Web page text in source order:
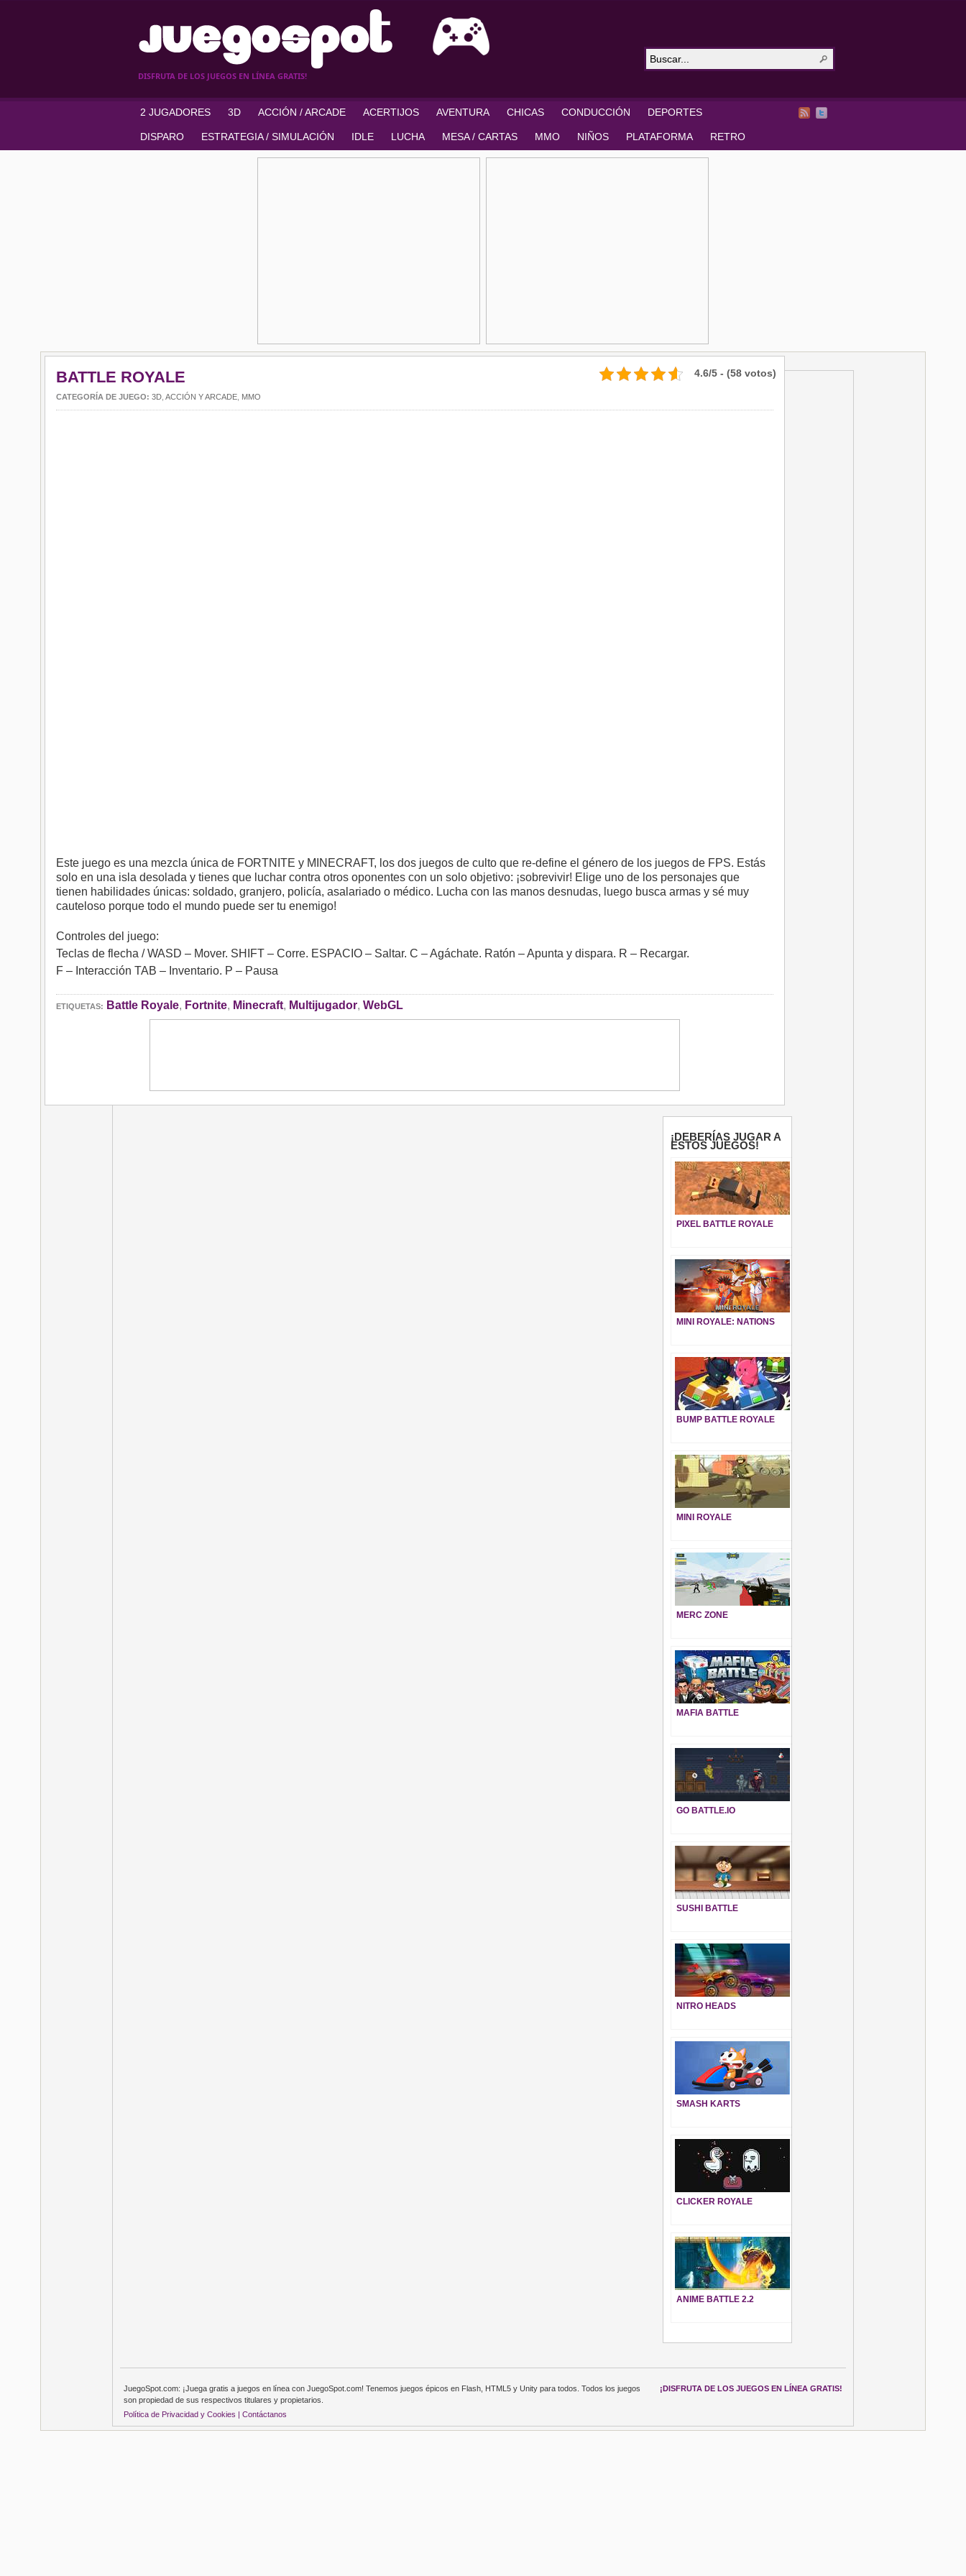
DISFRUTA DE LOS JUEGOS EN LÍNEA GRATIS!
2 JUGADORES 3D ACCIÓN / ARCADE ACERTIJOS AVENTURA CHICAS CONDUCCIÓN DEPORTES
DISPARO ESTRATEGIA / SIMULACIÓN IDLE LUCHA MESA / CARTAS MMO NIÑOS PLATAFORMA RETRO
4.6/5 - (58 votos)
BATTLE ROYALE
CATEGORÍA DE JUEGO: 3D ACCIÓN Y ARCADE MMO
Este juego es una mezcla única de FORTNITE y MINECRAFT, los dos juegos de culto que re-define el género de los juegos de FPS. Estás
solo en una isla desolada y tienes que luchar contra otros oponentes con un solo objetivo: ¡sobrevivir! Elige uno de los personajes que
tienen habilidades únicas: soldado, granjero, policía, asalariado o médico. Lucha con las manos desnudas, luego busca armas y sé muy
cauteloso porque todo el mundo puede ser tu enemigo!
Controles del juego:
Teclas de flecha / WASD – Mover. SHIFT – Corre. ESPACIO – Saltar. C – Agáchate. Ratón – Apunta y dispara. R – Recargar.
F – Interacción TAB – Inventario. P – Pausa
ETIQUETAS: Battle Royale, Fortnite, Minecraft, Multijugador, WebGL
¡DEBERÍAS JUGAR A
ESTOS JUEGOS!
PIXEL BATTLE ROYALE
MINI ROYALE: NATIONS
BUMP BATTLE ROYALE
MINI ROYALE
MERC ZONE
MAFIA BATTLE
GO BATTLE.IO
SUSHI BATTLE
NITRO HEADS
SMASH KARTS
CLICKER ROYALE
ANIME BATTLE 2.2
¡DISFRUTA DE LOS JUEGOS EN LÍNEA GRATIS!
JuegoSpot.com: ¡Juega gratis a juegos en línea con JuegoSpot.com! Tenemos juegos épicos en Flash, HTML5 y Unity para todos. Todos los juegos
son propiedad de sus respectivos titulares y propietarios.
Política de Privacidad y Cookies | Contáctanos